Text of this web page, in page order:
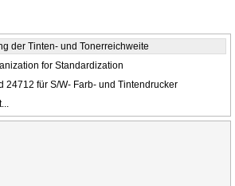
der Tinten- und Tonerreichweite
for Standardization
24712 für S/W- Farb- und Tintendrucker